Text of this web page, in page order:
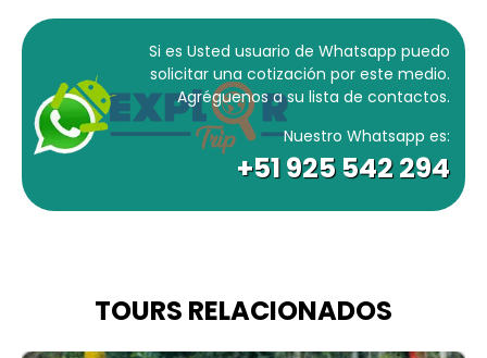
Si es Usted usuario de Whatsapp puedo
solicitar una cotización por este medio.
Agréguenos a su lista de contactos.
Nuestro Whatsapp es:
+51 925 542 294
TOURS RELACIONADOS